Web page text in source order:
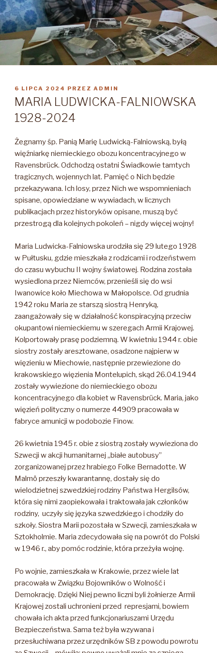
OPUBLIKOWANE
W
6 LIPCA 2024 PRZEZ ADMIN
MARIA LUDWICKA-FALNIOWSKA
1928-2024
Żegnamy śp. Panią Marię Ludwicką-Falniowską, byłą
więźniarkę niemieckiego obozu koncentracyjnego w
Ravensbrück. Odchodzą ostatni Świadkowie tamtych
tragicznych, wojennych lat. Pamięć o Nich będzie
przekazywana. Ich losy, przez Nich we wspomnieniach
spisane, opowiedziane w wywiadach, w licznych
publikacjach przez historyków opisane, muszą być
przestrogą dla kolejnych pokoleń – nigdy więcej wojny!
Maria Ludwicka-Falniowska urodziła się 29 lutego 1928
w Pułtusku, gdzie mieszkała z rodzicami i rodzeństwem
do czasu wybuchu II wojny światowej. Rodzina została
wysiedlona przez Niemców, przenieśli się do wsi
Iwanowice koło Miechowa w Małopolsce. Od grudnia
1942 roku Maria ze starszą siostrą Henryką,
zaangażowały się w działalność konspiracyjną przeciw
okupantowi niemieckiemu w szeregach Armii Krajowej.
Kolportowały prasę podziemną. W kwietniu 1944 r. obie
siostry zostały aresztowane, osadzone najpierw w
więzieniu w Miechowie, następnie przewiezione do
krakowskiego więzienia Montelupich, skąd 26.04.1944
zostały wywiezione do niemieckiego obozu
koncentracyjnego dla kobiet w Ravensbrück. Maria, jako
więzień polityczny o numerze 44909 pracowała w
fabryce amunicji w podobozie Finow.
26 kwietnia 1945 r. obie z siostrą zostały wywieziona do
Szwecji w akcji humanitarnej „białe autobusy”
zorganizowanej przez hrabiego Folke Bernadotte. W
Malmö przeszły kwarantannę, dostały się do
wielodzietnej szwedzkiej rodziny Państwa Hergilsów,
która się nimi zaopiekowała i traktowała jak członków
rodziny, uczyły się języka szwedzkiego i chodziły do
szkoły. Siostra Marii pozostała w Szwecji, zamieszkała w
Sztokholmie. Maria zdecydowała się na powrót do Polski
w 1946 r., aby pomóc rodzinie, która przeżyła wojnę.
Po wojnie, zamieszkała w Krakowie, przez wiele lat
pracowała w Związku Bojowników o Wolność i
Demokrację. Dzięki Niej pewno liczni byli żołnierze Armii
Krajowej zostali uchronieni przed represjami, bowiem
chowała ich akta przed funkcjonariuszami Urzędu
Bezpieczeństwa. Sama też była wzywana i
przesłuchiwana przez urzędników SB z powodu powrotu